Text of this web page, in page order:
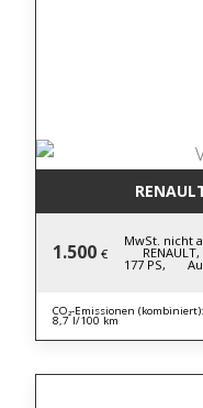
1.500 €
MwSt. nicht
RENAULT,
177 PS,
CO₂-Emissionen
8,7 l/100 km